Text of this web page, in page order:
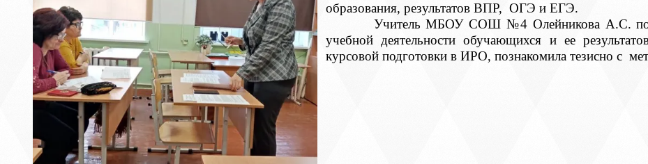
образования, результатов ВПР, ОГЭ и ЕГЭ.
Учитель МБОУ СОШ №4 Олейникова А.С.
учебной деятельности обучающихся и ее
курсовой подготовки в ИРО, познакомила тезисно с